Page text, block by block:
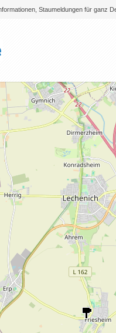
Staumeldungen für ganz